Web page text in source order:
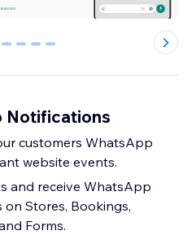
2 3 4 5
Notifications
customers WhatsApp
website events.
and receive WhatsApp
Stores, Bookings,
Forms.